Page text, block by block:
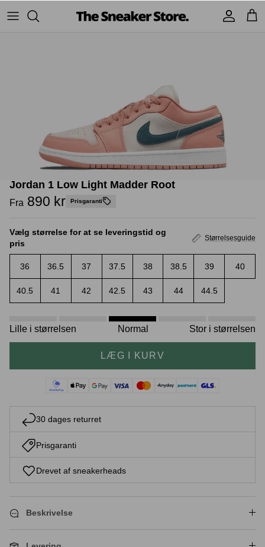
Jordans
Andre brands
TSS Collection
Accessories Sneaker boks
Crease protectors Skotræ
Sneaker rengøring
Jordan 1 Low Light Madder Root
Fra 890 kr Prisgaranti
Vælg størrelse for at se leveringstid og
pris
Størrelsesguide
36 36.5 37 37.5 38 38.5 39 40
40.5 41 42 42.5 43 44 44.5
Lille i størrelsen Normal Stor i størrelsen
LÆG I KURV
30 dages returret
Prisgaranti
Drevet af sneakerheads
Beskrivelse